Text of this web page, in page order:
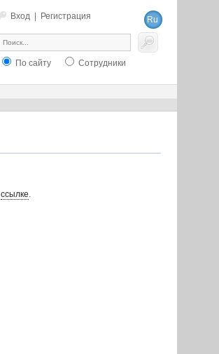
Вход Регистрация
Ru
En
По сайту Сотрудники
ссылке.